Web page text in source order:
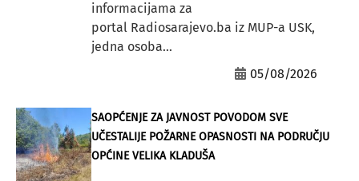
informacijama za
portal Radiosarajevo.ba iz MUP-a USK,
jedna osoba...
05/08/2026
SAOPĆENJE ZA JAVNOST POVODOM SVE
UČESTALIJE POŽARNE OPASNOSTI NA PODRUČJU
OPĆINE VELIKA KLADUŠA